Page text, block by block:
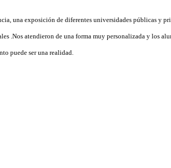
una exposición de diferentes universidades públicas y
.Nos atendieron de una forma muy personalizada y los
puede ser una realidad.